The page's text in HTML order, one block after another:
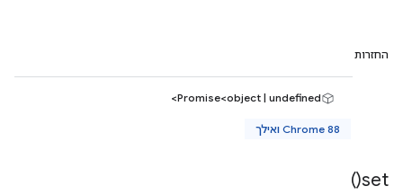
החזרות
Promise<object | undefined>
Chrome 88 ואילך
set(
)